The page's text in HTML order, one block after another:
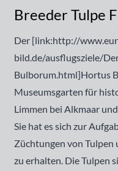
Breeder Tulpe
Der [link:http://
bild.de/ausflugsziele/
Bulborum.html]Hortus
Museumsgarten für
Limmen bei Alkmaar
Sie hat es sich zur
Züchtungen von Tulpen
zu erhalten. Die Tulpen